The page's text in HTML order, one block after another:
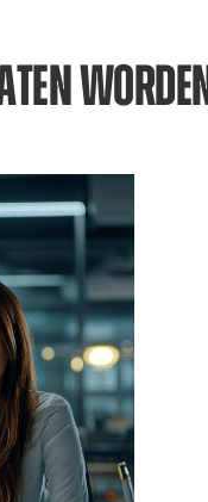
WORDEN